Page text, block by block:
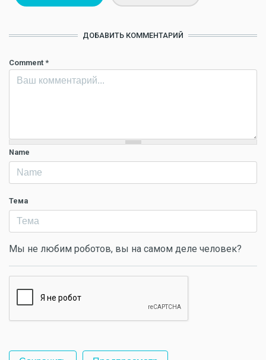
ДОБАВИТЬ КОММЕНТАРИЙ
Comment *
Name
Тема
Мы не любим роботов, вы на самом деле человек?